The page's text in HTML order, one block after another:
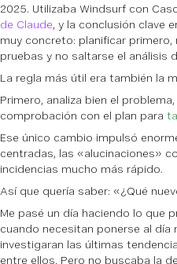
2025. Utilizaba Windsurf con
de Claude, y la conclusión clave
muy concreto: planificar
pruebas y no saltarse el análisis
La regla más útil era también la
Primero, analiza bien el
comprobación con el plan para
Ese único cambio impulsó
centradas, las «alucinaciones»
incidencias mucho más rápido.
Así que quería saber: «¿Qué
Me pasé un día haciendo lo que
cuando necesitan ponerse al día
investigaran las últimas
entre ellos. Pero no buscaba la